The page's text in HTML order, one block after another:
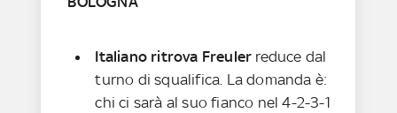
Italiano ritrova Freuler reduce dal
turno di squalifica. La domanda è:
chi ci sarà al suo fianco nel 4-2-3-1